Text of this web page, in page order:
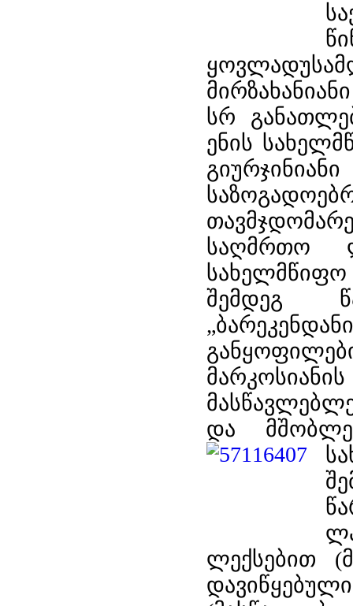
სრ
ენის
საღმრთო
შემდეგ
და
ლექსებით